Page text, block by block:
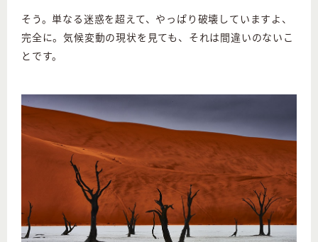
そう。単なる迷惑を超えて、やっぱり破壊していますよ、
完全に。気候変動の現状を見ても、それは間違いのないこ
とです。